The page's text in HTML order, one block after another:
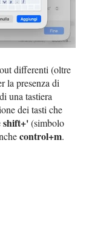
differenti (oltre
la presenza di
una tastiera
dei tasti che
shift+'(simbolo
control+m.